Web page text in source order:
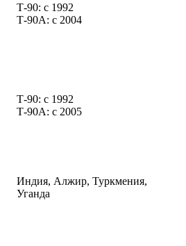
Т-90: с 1992
Т-90А: с 2004
Т-90: с 1992
Т-90А: с 2005
Индия, Алжир, Туркмения,
Уганда